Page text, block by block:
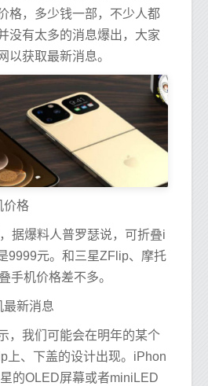
格，多少钱一部，不少人都
没有太多的消息爆出，大家
以获取最新消息。
价格
据爆料人普罗瑟说，可折叠i
9999元。和三星ZFlip、摩托
手机价格差不多。
最新消息
，我们可能会在明年的某个
上、下盖的设计出现。iPhon
的OLED屏幕或者miniLED